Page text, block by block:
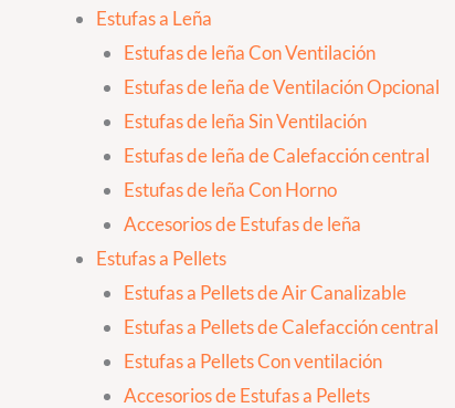
Estufas a Leña
Estufas de leña Con Ventilación
Estufas de leña de Ventilación Opcional
Estufas de leña Sin Ventilación
Estufas de leña de Calefacción central
Estufas de leña Con Horno
Accesorios de Estufas de leña
Estufas a Pellets
Estufas a Pellets de Air Canalizable
Estufas a Pellets de Calefacción central
Estufas a Pellets Con ventilación
Accesorios de Estufas a Pellets